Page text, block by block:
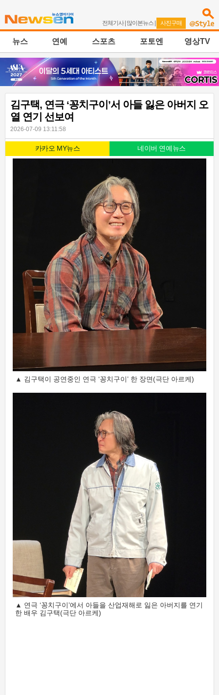
전체기사| 많이본뉴스 | 사진구매
뉴스 연예 스포츠 포토엔 영상TV
김구택, 연극 ‘꽁치구이’서 아들 잃은 아버지 오
열 연기 선보여
2026-07-09 13:11:58
카카오 MY뉴스 네이버 연예뉴스
▲ 김구택이 공연중인 연극 ‘꽁치구이’ 한 장면(극단 아르케)
▲ 연극 ‘꽁치구이’에서 아들을 산업재해로 잃은 아버지를 연기
한 배우 김구택(극단 아르케)